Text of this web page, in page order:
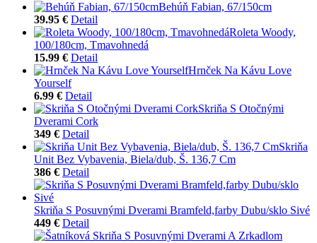
Behúň Fabian, 67/150cm
39.95 € Detail
Roleta Woody,
100/180cm, Tmavohnedá
15.99 € Detail
Hrnček Na Kávu Love
Yourself
6.99 € Detail
Skriňa S Otočnými
Dverami Cork
349 € Detail
Skriňa
Unit Bez Vybavenia, Biela/dub, Š. 136,7 Cm
386 € Detail
Skriňa S Posuvnými Dverami Bramfeld,farby Dubu/sklo Sivé
449 € Detail